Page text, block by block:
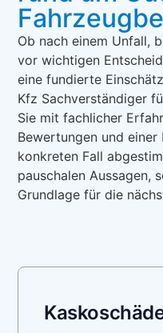
Ob nach einem Unfall,
vor wichtigen
eine fundierte
Kfz Sachverständiger
Sie mit fachlicher
Bewertungen und
konkreten Fall
pauschalen Aussagen,
Grundlage für die